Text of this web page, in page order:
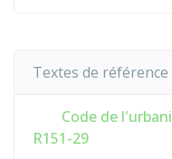
Textes de référence
Code de
R151-29